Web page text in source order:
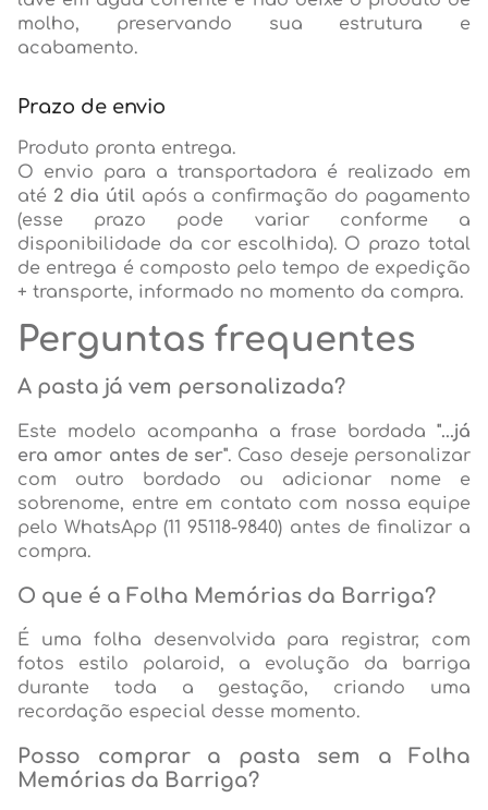
molho, preservando sua estrutura e
acabamento.
Prazo de envio
Produto pronta entrega.
O envio para a transportadora é realizado em
até 2 dia útilapós a confirmação do pagamento
(esse prazo pode variar conforme a
disponibilidade da cor escolhida). O prazo total
de entrega é composto pelo tempo de expedição
+ transporte, informado no momento da compra.
Perguntas frequentes
A pasta já vem personalizada?
Este modelo acompanha a frase bordada "...já
era amor antes de ser". Caso deseje personalizar
com outro bordado ou adicionar nome e
sobrenome, entre em contato com nossa equipe
pelo WhatsApp (11 95118-9840) antes de finalizar a
compra.
O que é a Folha Memórias da Barriga?
É uma folha desenvolvida para registrar, com
fotos estilo polaroid, a evolução da barriga
durante toda a gestação, criando uma
recordação especial desse momento.
Posso comprar a pasta sem a Folha
Memórias da Barriga?